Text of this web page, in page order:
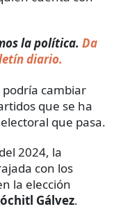
la política. Da
diario.
cambiar
que se ha
que pasa.
2024, la
con los
la elección
Gálvez.